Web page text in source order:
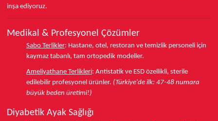
inşa ediyoruz.
Medikal & Profesyonel Çözümler
Sabo Terlikler: Hastane, otel, restoran ve temizlik personeli için
kaymaz tabanlı, tam ortopedik modeller.
Ameliyathane Terlikleri: Antistatik ve ESD özellikli, sterile
edilebilir profesyonel ürünler. (Türkiye'de ilk: 47-48 numara
büyük beden üretimi!)
Diyabetik Ayak Sağlığı